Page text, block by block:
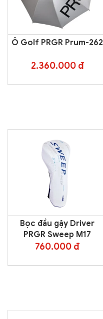
PHỤ KIỆN GOLF
ĐẠI SỨ THƯƠNG HIỆU
Ô Golf PRGR Prum-262
2.360.000 đ
Bọc đầu gậy Driver
PRGR Sweep M17
760.000 đ